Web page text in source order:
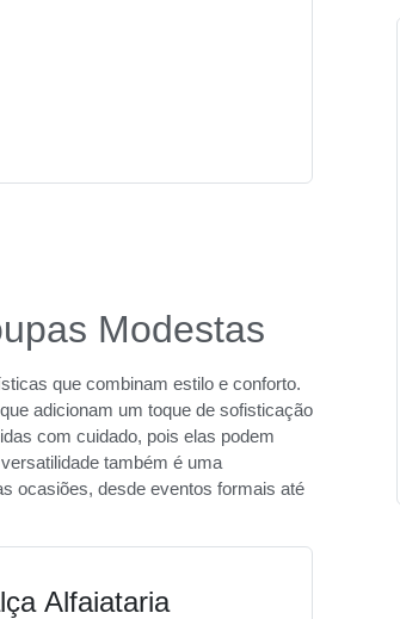
Modestas
que combinam estilo e conforto.
adicionam um toque de sofisticação
com cuidado, pois elas podem
também é uma
ocasiões, desde eventos formais até
Alfaiataria